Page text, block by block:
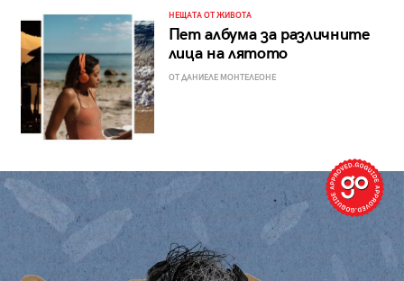
НЕЩАТА ОТ ЖИВОТА
Пет албума за различните
лица на лятото
ОТ ДАНИЕЛЕ МОНТЕЛЕОНЕ